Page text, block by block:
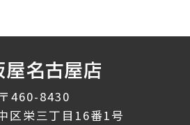
〒460-8430
区栄三丁目16番1号